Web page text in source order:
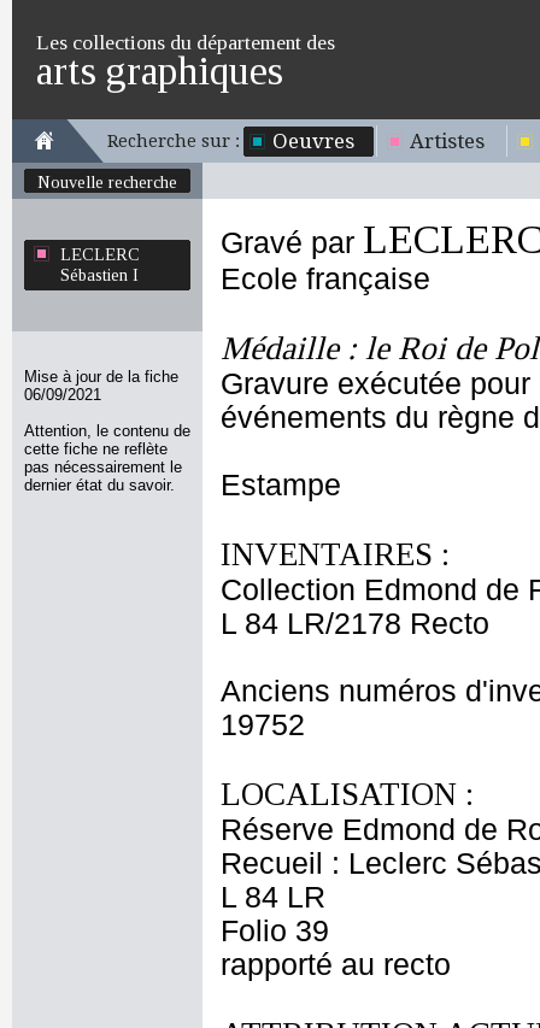
Les collections du département des
arts graphiques
Recherche sur : Oeuvres Artistes
Nouvelle recherche
LECLERC
Sébastien I
Mise à jour de la fiche
06/09/2021
Attention, le contenu de
cette fiche ne reflète
pas nécessairement le
dernier état du savoir.
Gravé par
Ecole française
Médaille : le Roi de
Gravure exécutée
événements du règne
Estampe
INVENTAIRES :
Collection Edmond de
L 84 LR/2178 Recto
Anciens numéros
19752
LOCALISATION :
Réserve Edmond de
Recueil : Leclerc
L 84 LR
Folio 39
rapporté au recto